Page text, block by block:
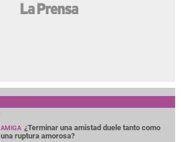
AMIGA ¿Terminar una amistad duele tanto como
una ruptura amorosa?